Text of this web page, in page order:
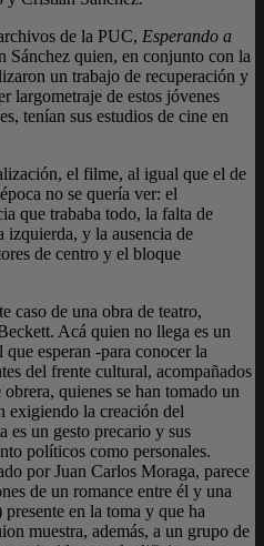
de la PUC, Esperando a
Sánchez quien, en conjunto con la
un trabajo de recuperación y
largometraje de estos jóvenes
tenían sus estudios de cine en
el filme, al igual que el de
no se quería ver: el
que trababa todo, la falta de
izquierda, y la ausencia de
de centro y el bloque
caso de una obra de teatro,
Acá quien no llega es un
esperan -para conocer la
del frente cultural, acompañados
quienes se han tomado un
exigiendo la creación del
un gesto precario y sus
políticos como personales.
por Juan Carlos Moraga, parece
de un romance entre él y una
en la toma y que ha
muestra, además, a un grupo de